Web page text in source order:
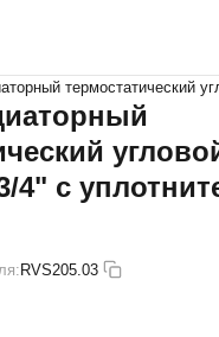
термостатический
4" с
RVS205.03